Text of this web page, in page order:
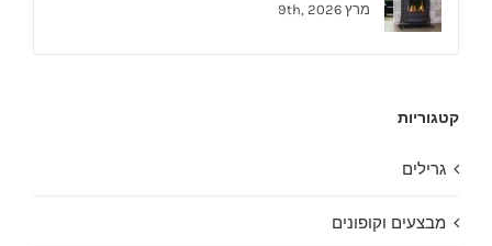
מרץ 9th, 2026
קטגוריות
גרילים
מבצעים וקופונים